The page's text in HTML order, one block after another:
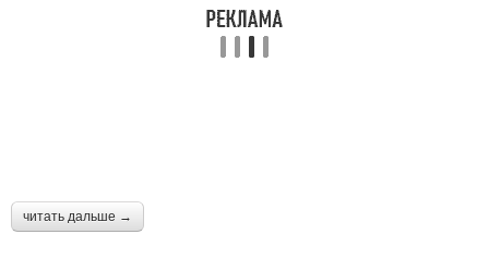
читать дальше →